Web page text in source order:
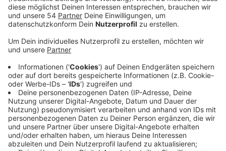
Anzeige
In der regulären Spielzeit sind die Niederländer kurz vor
Weigand in der ersten Minute des vierten Viertels den
Ausgleich erzielen konnte. Anschließend entwickelte
sich ein offener Schlagabtausch, der aber keine Tore
mehr brachte. Somit nahm das EM-Finale im restlos
ausverkauften Hockeypark sein dramatischstes Ende
im Penalty-Shootout. Dabei behielten die deutschen
Schützen die Nerven und brachten die ersten drei